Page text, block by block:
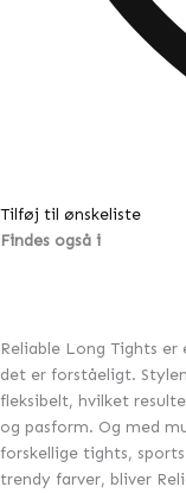
Tilføj til ønskeliste
Findes også i
Reliable Long Tights
det er forståeligt.
fleksibelt, hvilket
og pasform. Og med
forskellige tights,
trendy farver, bliver